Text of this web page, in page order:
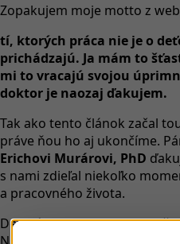
Zopakujem moje motto z
tí, ktorých práca nie je o
prichádzajú. Ja mám to
mi to vracajú svojou
doktor je naozaj ďakujem.
Tak ako tento článok začal
práve ňou ho aj ukončíme.
Erichovi Murárovi, PhD
s nami zdieľal niekoľko
a pracovného života.
Detská chirurgia – OZ